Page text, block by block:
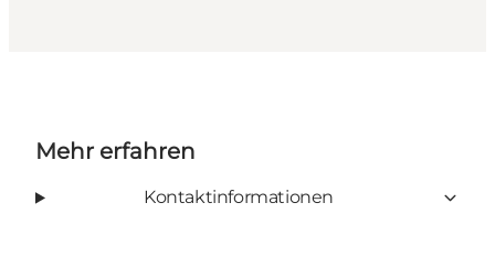
Mehr erfahren
Kontaktinformationen